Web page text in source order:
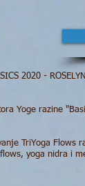
2020 -
Yoge razine
TriYoga Flows
yoga nidra i